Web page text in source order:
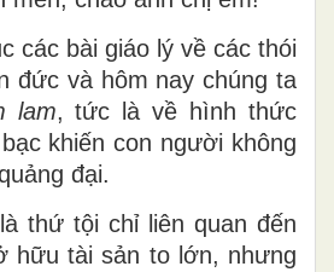
các bài giáo lý về các thói
đức và hôm nay chúng ta
lam, tức là về hình thức
khiến con người không
đại.
thứ tội chỉ liên quan đến
hữu tài sản to lớn, nhưng